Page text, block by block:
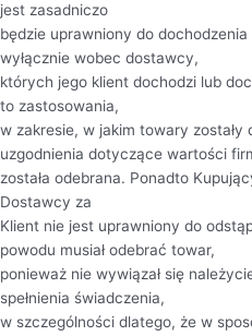
jest zasadniczo
będzie uprawniony do
wyłącznie wobec dostawcy,
których jego klient dochodzi lub
to zastosowania,
w zakresie, w jakim towary zostały
uzgodnienia dotyczące wartości
została odebrana. Ponadto
Dostawcy za
Klient nie jest uprawniony do
powodu musiał odebrać towar,
ponieważ nie wywiązał się
spełnienia świadczenia,
w szczególności dlatego, że w